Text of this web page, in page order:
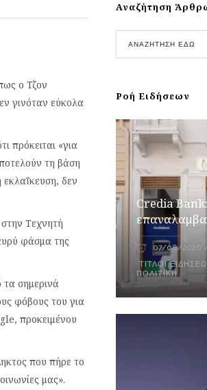
ο Τζον
γινόταν εύκολα
πρόκειται «για
τη βάση
εκλαΐκευση, δεν
Τεχνητή
φάσμα της
σημερινά
φόβους του για
προκειμένου
που πήρε το
μας».
Αναζήτηση
Ροή Ειδήσεων
Credia
07/08/2026
ΤΊΤΛΟΙ
ΠΟΛΙΤΙΚΉ